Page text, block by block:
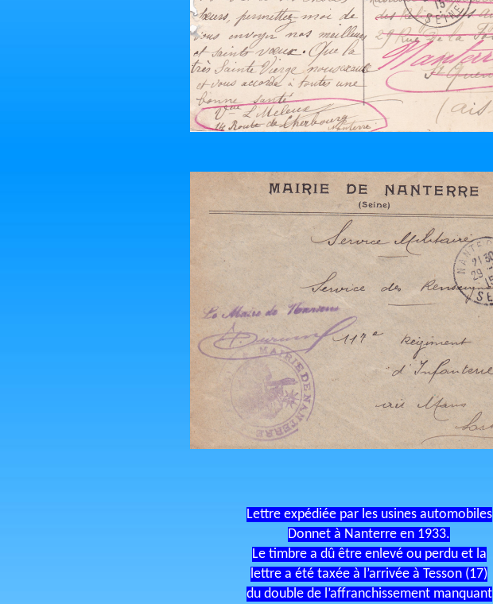
Lettre expédiée par les usines automobiles
Donnet à Nanterre en 1933.
Le timbre a dû être enlevé ou perdu et la
lettre a été taxée à l’arrivée à Tesson (17)
du double de l’affranchissement manquant